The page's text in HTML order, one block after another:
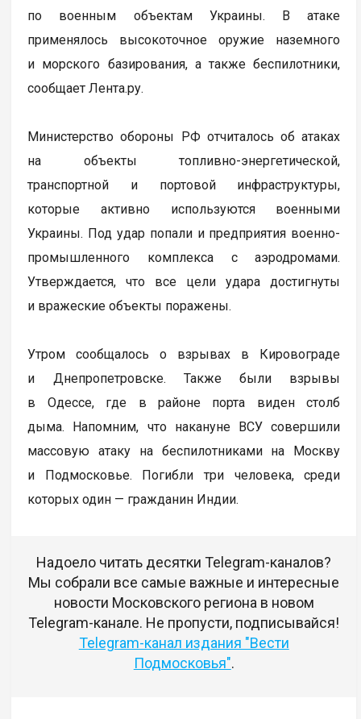
по военным объектам Украины. В атаке
применялось высокоточное оружие наземного
и морского базирования, а также беспилотники,
сообщает Лента.ру.
Министерство обороны РФ отчиталось об атаках
на объекты топливно-энергетической,
транспортной и портовой инфраструктуры,
которые активно используются военными
Украины. Под удар попали и предприятия военно-
промышленного комплекса с аэродромами.
Утверждается, что все цели удара достигнуты
и вражеские объекты поражены.
Утром сообщалось о взрывах в Кировограде
и Днепропетровске. Также были взрывы
в Одессе, где в районе порта виден столб
дыма. Напомним, что накануне ВСУ совершили
массовую атаку на беспилотниками на Москву
и Подмосковье. Погибли три человека, среди
которых один — гражданин Индии.
Надоело читать десятки Telegram-каналов?
Мы собрали все самые важные и интересные
новости Московского региона в новом
Telegram-канале. Не пропусти, подписывайся!
Telegram-канал издания "Вести
Подмосковья".